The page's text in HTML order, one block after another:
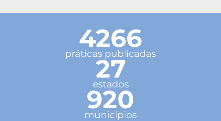
4266
práticas publicadas
27
estados
920
municípios